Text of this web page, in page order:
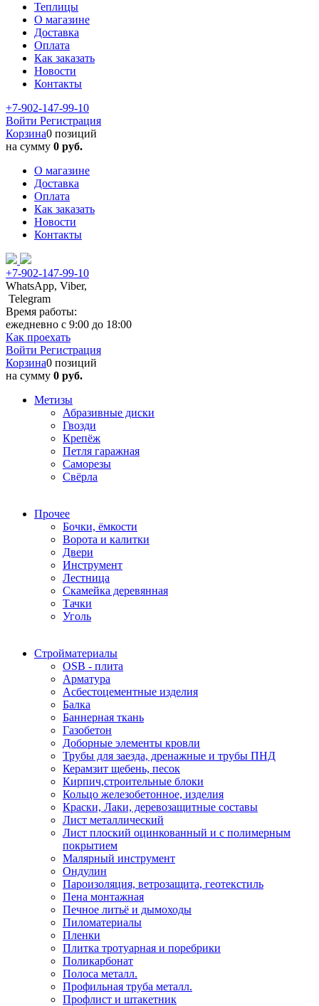
Теплицы
О магазине
Доставка
Оплата
Как заказать
Новости
Контакты
+7-902-147-99-10
Войти Регистрация
Корзина0 позиций
на сумму 0 руб.
О магазине
Доставка
Оплата
Как заказать
Новости
Контакты
+7-902-147-99-10
WhatsApp, Viber,
Telegram
Время работы:
ежедневно с 9:00 до 18:00
Как проехать
Войти Регистрация
Корзина0 позиций
на сумму 0 руб.
Метизы
Абразивные диски
Гвозди
Крепёж
Петля гаражная
Саморезы
Свёрла
Прочее
Бочки, ёмкости
Ворота и калитки
Двери
Инструмент
Лестница
Скамейка деревянная
Тачки
Уголь
Стройматериалы
OSB - плита
Арматура
Асбестоцементные изделия
Балка
Баннерная ткань
Газобетон
Доборные элементы кровли
Трубы для заезда, дренажные и трубы ПНД
Керамзит щебень, песок
Кирпич,строительные блоки
Кольцо железобетонное, изделия
Краски, Лаки, деревозащитные составы
Лист металлический
Лист плоский оцинкованный и с полимерным
покрытием
Малярный инструмент
Ондулин
Пароизоляция, ветрозащита, геотекстиль
Пена монтажная
Печное литьё и дымоходы
Пиломатериалы
Пленки
Плитка тротуарная и поребрики
Поликарбонат
Полоса металл.
Профильная труба металл.
Профлист и штакетник